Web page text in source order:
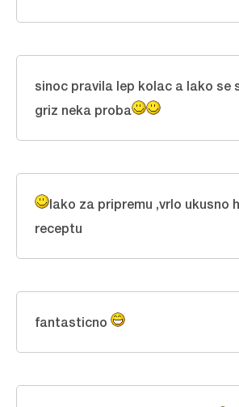
sinoc pravila lep kolac a lako se
griz neka proba
lako za pripremu ,vrlo ukusno
receptu
fantasticno